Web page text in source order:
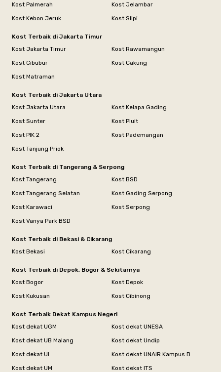
Kost Palmerah
Kost Jelambar
Kost Kebon Jeruk
Kost Slipi
Kost Terbaik di Jakarta Timur
Kost Jakarta Timur
Kost Rawamangun
Kost Cibubur
Kost Cakung
Kost Matraman
Kost Terbaik di Jakarta Utara
Kost Jakarta Utara
Kost Kelapa Gading
Kost Sunter
Kost Pluit
Kost PIK 2
Kost Pademangan
Kost Tanjung Priok
Kost Terbaik di Tangerang & Serpong
Kost Tangerang
Kost BSD
Kost Tangerang Selatan
Kost Gading Serpong
Kost Karawaci
Kost Serpong
Kost Vanya Park BSD
Kost Terbaik di Bekasi & Cikarang
Kost Bekasi
Kost Cikarang
Kost Terbaik di Depok, Bogor & Sekitarnya
Kost Bogor
Kost Depok
Kost Kukusan
Kost Cibinong
Kost Terbaik Dekat Kampus Negeri
Kost dekat UGM
Kost dekat UNESA
Kost dekat UB Malang
Kost dekat Undip
Kost dekat UI
Kost dekat UNAIR Kampus B
Kost dekat UM
Kost dekat ITS